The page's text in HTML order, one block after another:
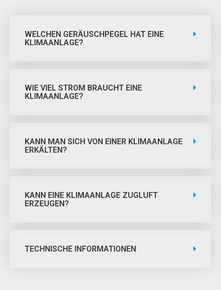
WELCHEN GERÄUSCHPEGEL HAT EINE
KLIMAANLAGE?
WIE VIEL STROM BRAUCHT EINE
KLIMAANLAGE?
KANN MAN SICH VON EINER KLIMAANLAGE
ERKÄLTEN?
KANN EINE KLIMAANLAGE ZUGLUFT
ERZEUGEN?
TECHNISCHE INFORMATIONEN